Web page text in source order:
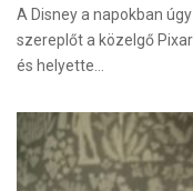
A Disney a napokban
szereplőt a közelgő
és helyette…